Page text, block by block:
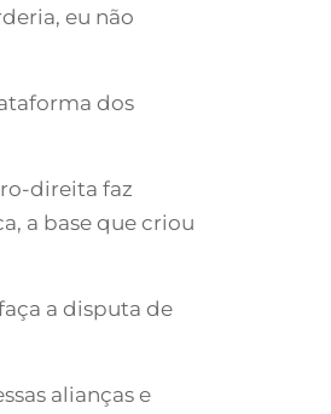
eu não
dos
direita faz
a base que criou
a disputa de
alianças e